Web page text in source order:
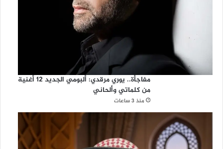
مفاجأة.. يوري مرقدي: ألبومي الجديد 12 أغنية
من كلماتي وألحاني
منذ 3 ساعات